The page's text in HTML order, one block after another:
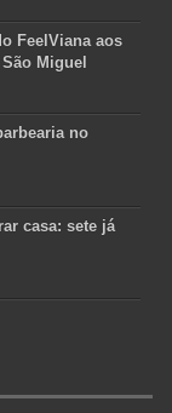
FeelViana aos
Miguel
no
casa: sete já